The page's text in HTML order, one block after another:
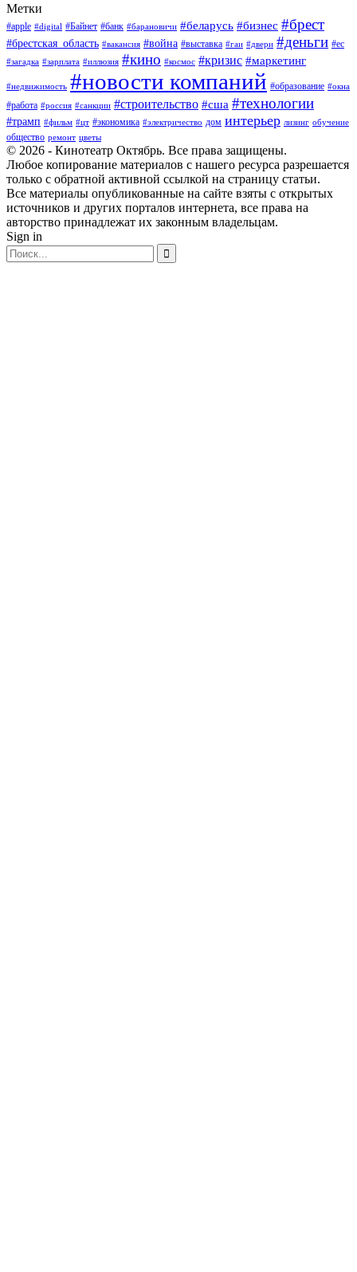
Метки
#apple #digital #Байнет #банк #барановичи #беларусь #бизнес #брест
#брестская_область #вакансия #война #выставка #гаи #двери #деньги #ес
#загадка #зарплата #иллюзия #кино #космос #кризис #маркетинг
#недвижимость #новости компаний #образование #окна
#работа #россия #санкции #строительство #сша #технологии
#трамп #фильм #цт #экономика #электричество дом интерьер лизинг обучение
общество ремонт цветы
© 2026 - Кинотеатр Октябрь. Все права защищены.
Любое копирование материалов с нашего ресурса разрешается
только с обратной активной ссылкой на страницу статьи.
Все материалы опубликованные на сайте взяты с открытых
источников и других порталов интернета, все права на
авторство принадлежат их законным владельцам.
Sign in